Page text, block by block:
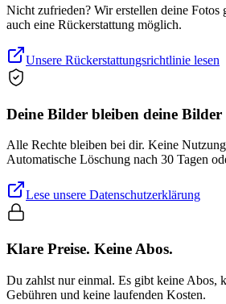
Nicht zufrieden? Wir erstellen deine Fotos
auch eine Rückerstattung möglich.
Unsere Rückerstattungsrichtlinie lesen
Deine Bilder bleiben deine Bilder
Alle Rechte bleiben bei dir. Keine
Automatische Löschung nach 30 Tagen
Lese unsere Datenschutzerklärung
Klare Preise. Keine Abos.
Du zahlst nur einmal. Es gibt keine Abos,
Gebühren und keine laufenden Kosten.